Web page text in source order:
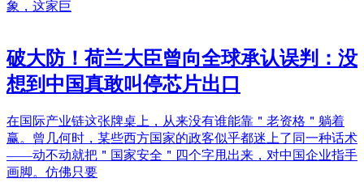
象，这家巨
破大防！荷兰大臣曾向全球承认误判：没
想到中国真敢叫停芯片出口
在国际产业链这张牌桌上，从来没有谁能靠＂老资格＂躺着
赢。曾几何时，某些西方国家的政客似乎都迷上了同一种话术
——动不动就把＂国家安全＂四个字甩出来，对中国企业指手
画脚。仿佛只要